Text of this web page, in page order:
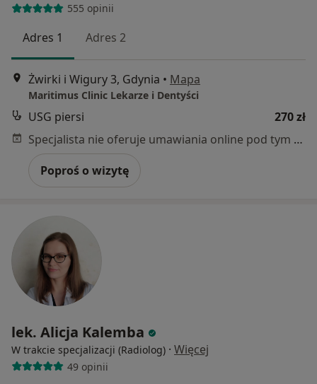
555 opinii
Adres 1 Adres 2
Żwirki i Wigury 3, Gdynia • Mapa
Maritimus Clinic Lekarze i Dentyści
USG piersi
270 zł
Specjalista nie oferuje umawiania online pod tym adresem.
Poproś o wizytę
lek. Alicja Kalemba
W trakcie specjalizacji (Radiolog) · Więcej
49 opinii